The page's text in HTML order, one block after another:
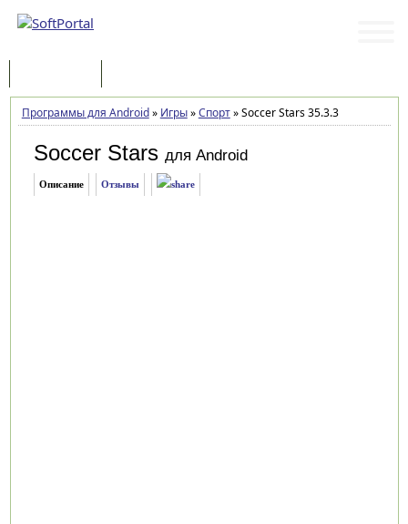
Программы для Android» Игры»Спорт»Soccer Stars 35.3.3
Soccer Stars для Android
Описание Отзывы